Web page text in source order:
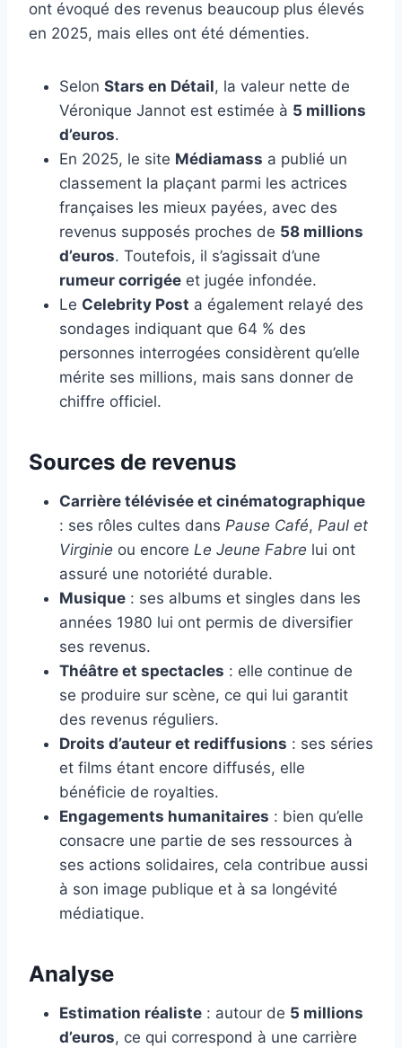
ont évoqué des revenus beaucoup plus élevés
en 2025, mais elles ont été démenties.
Selon Stars en Détail, la valeur nette de
Véronique Jannot est estimée à 5 millions
d’euros.
En 2025, le site Médiamass a publié un
classement la plaçant parmi les actrices
françaises les mieux payées, avec des
revenus supposés proches de 58 millions
d’euros. Toutefois, il s’agissait d’une
rumeur corrigée et jugée infondée.
Le Celebrity Post a également relayé des
sondages indiquant que 64 % des
personnes interrogées considèrent qu’elle
mérite ses millions, mais sans donner de
chiffre officiel.
Sources de revenus
Carrière télévisée et cinématographique
: ses rôles cultes dans Pause Café, Paul et
Virginie ou encore Le Jeune Fabre lui ont
assuré une notoriété durable.
Musique : ses albums et singles dans les
années 1980 lui ont permis de diversifier
ses revenus.
Théâtre et spectacles : elle continue de
se produire sur scène, ce qui lui garantit
des revenus réguliers.
Droits d’auteur et rediffusions : ses séries
et films étant encore diffusés, elle
bénéficie de royalties.
Engagements humanitaires : bien qu’elle
consacre une partie de ses ressources à
ses actions solidaires, cela contribue aussi
à son image publique et à sa longévité
médiatique.
Analyse
Estimation réaliste : autour de 5 millions
d’euros, ce qui correspond à une carrière